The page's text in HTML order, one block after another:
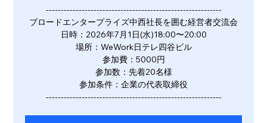
-----------------------------------------------------------
ブロードエンタープライズ中西社長を囲む経営者交流会
日時：2026年7月1日(水)18:00〜20:00
場所：WeWork日テレ四谷ビル
参加費：5000円
参加数：先着20名様
参加条件：企業の代表取締役
-----------------------------------------------------------